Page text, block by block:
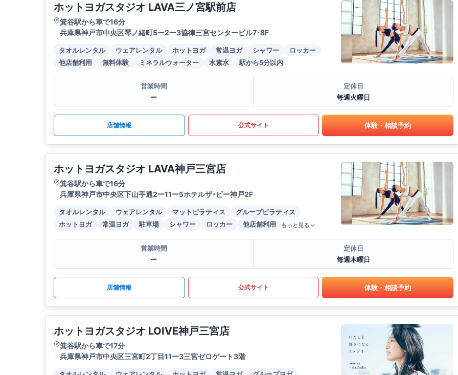
ホットヨガスタジオ LAVA三ノ宮駅前店
箕谷駅から車で16分
兵庫県神戸市中央区琴ノ緒町5ー2ー3協律三宮センタービル7･8F
タオルレンタル ウェアレンタル ホットヨガ 常温ヨガ シャワー
ロッカー
他店舗利用
無料体験 ミネラルウォーター 水素水 駅から5分以内
営業時間
ー
定休日
毎週火曜日
店舗情報 公式サイト 体験・相談予約
ホットヨガスタジオ LAVA神戸三宮店
箕谷駅から車で16分
兵庫県神戸市中央区下山手通2ー11ー5ホテルザ･ビー神戸2F
タオルレンタル ウェアレンタル マットピラティス
グループピラティス
ホットヨガ
常温ヨガ 駐車場 シャワー ロッカー 他店舗利用 もっと見る
営業時間
ー
定休日
毎週木曜日
店舗情報 公式サイト 体験・相談予約
ホットヨガスタジオ LOIVE神戸三宮店
箕谷駅から車で17分
兵庫県神戸市中央区三宮町2丁目11ー3三宮ゼロゲート3階